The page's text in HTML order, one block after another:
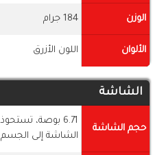
الوزن 184 جرام
الألوان اللون الأزرق
الشاشة
حجم الشاشة
الشاشة إلى الجسم